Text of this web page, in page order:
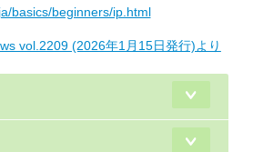
basics/beginners/ip.html
vol.2209 (2026年1月15日発行)より